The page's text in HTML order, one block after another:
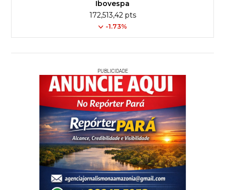
Ibovespa
172,513,42 pts
-1.73%
PUBLICIDADE